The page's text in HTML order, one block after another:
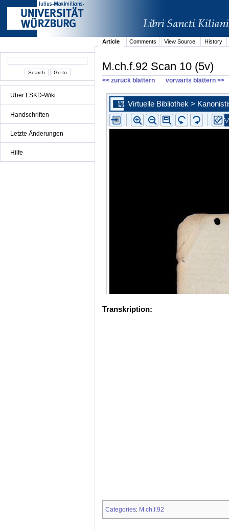
Über LSKD-Wiki
Handschriften
Letzte Änderungen
Hilfe
Article Comments View Source History
M.ch.f.92 Scan 10 (5v)
<< zurück blättern vorwärts blättern >>
Transkription:
Categories: M.ch.f.92